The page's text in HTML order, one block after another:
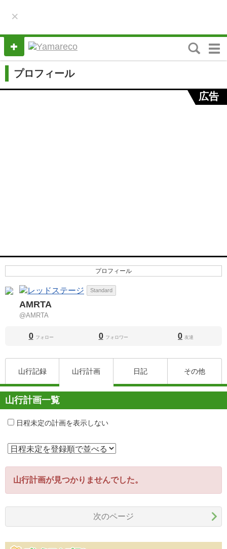
×
M
e
プロフィール
広告
プロフィール
Standard
AMRTA
@AMRTA
0 フォロー 0 フォロワー 0 友達
山行記録 山行計画 日記 その他
山行計画一覧
日程未定の計画を表示しない
山行計画が見つかりませんでした。
次のページ